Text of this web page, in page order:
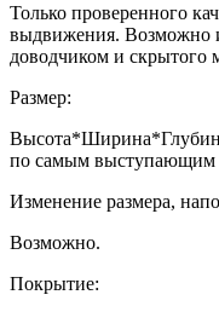
Только проверенного
выдвижения. Возможно
доводчиком и скрытого
Размер:
по самым выступающим
Изменение размера,
Возможно.
Покрытие: